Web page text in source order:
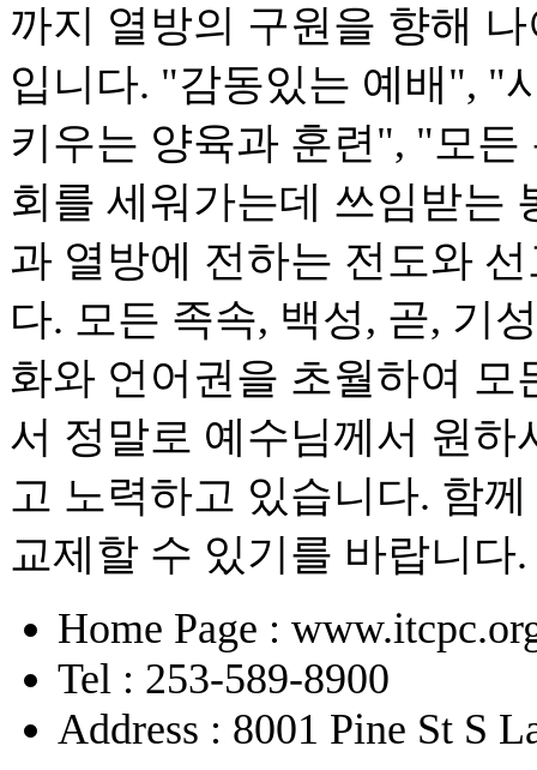
까지 열방의 구원을 향해
입니다. "감동있는 예배", "
키우는 양육과 훈련", "모
회를 세워가는데 쓰임받는
과 열방에 전하는 전도와
다. 모든 족속, 백성, 곧, 기
화와 언어권을 초월하여
서 정말로 예수님께서 원
고 노력하고 있습니다. 함
교제할 수 있기를 바랍니다.
Home Page :
Tel : 253-589-8900
Address : 8001 Pine St S